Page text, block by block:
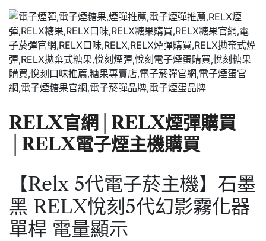
RELX官網
RELX煙彈購買
RELX電子煙主機購買
【Relx 5代電子菸主機】石墨
黑 RELX悅刻5代幻影霧化器
單桿 電量顯示